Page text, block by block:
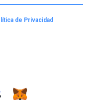
de Privacidad